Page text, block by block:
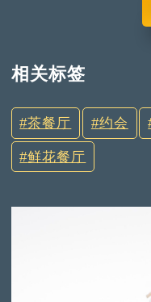
相关标签
茶餐厅 约会
鲜花餐厅